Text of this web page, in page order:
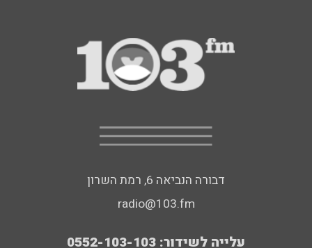
דבורה הנביאה 6, רמת השרון
radio@103.fm
עלייה לשידור: 0552-103-103